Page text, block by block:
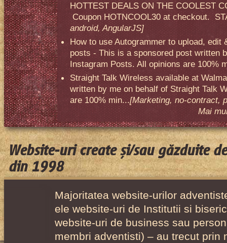
HOTTEST DEALS ON THE COOLEST
Coupon HOTNCOOL30 at checkout.
android, AngularJS]
How to use Autogrammer to upload, edit
posts - This is a sponsored post written
Instagram Posts. All opinions are 100%
Straight Talk Wireless available at
written by me on behalf of Straight Talk
are 100% min...[Marketing, no-contract,
Mai
Website-uri create și/sau găzduite
din 1998
Majoritatea website-urilor
ele website-uri de Institutii si
website-uri de business sau
membri adventisti) – au trecut prin